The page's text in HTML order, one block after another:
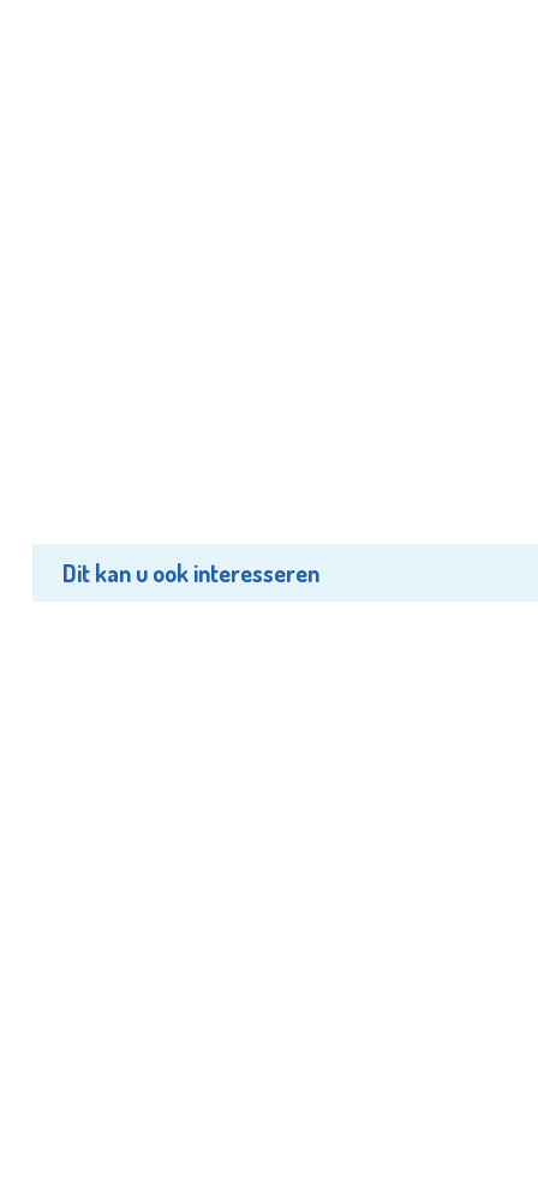
Dit kan u ook interesseren